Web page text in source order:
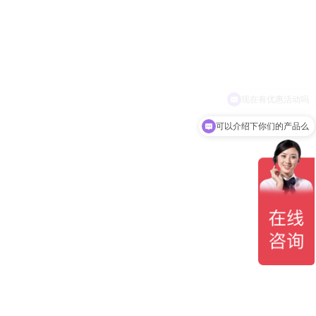
可以介绍下你们的产品么